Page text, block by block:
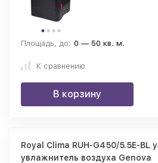
Площадь, до: 0 — 50 кв. м.
К сравнению
В корзину
Royal Clima RUH-G450/5.5E-BL
увлажнитель воздуха Genova